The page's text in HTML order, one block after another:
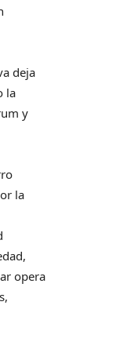
deja
la
y
la
opera